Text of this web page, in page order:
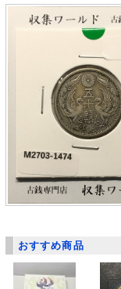
おすすめ商品